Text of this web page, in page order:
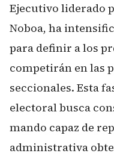
Ejecutivo liderado
Noboa, ha
para definir a los
competirán en las
seccionales. Esta
electoral busca
mando capaz de
administrativa